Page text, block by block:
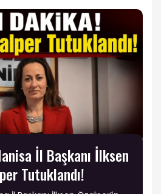
İl Başkanı İlksen
Tutuklandı!